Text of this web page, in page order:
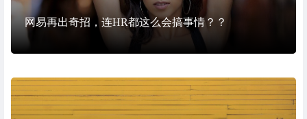
网易再出奇招，连HR都这么会搞事情？？